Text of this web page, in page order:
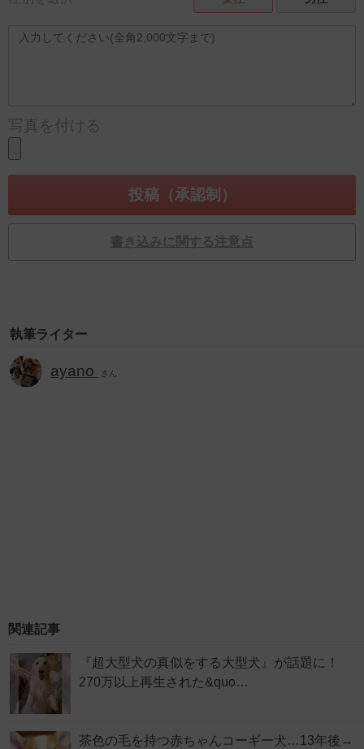
写真を付ける
書き込みに関する注意点
執筆ライター
ayano さん
関連記事
『超大型犬の真似をする大型犬』が話題に！
270万以上再生された&quo…
茶色の毛を持つ赤ちゃんコーギー犬…13年後→